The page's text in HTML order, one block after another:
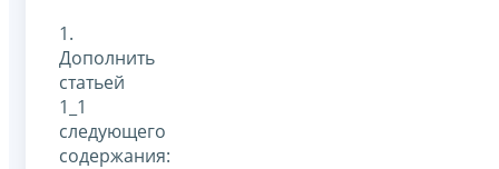
1.
Дополнить
статьей
1_1
следующего
содержания: